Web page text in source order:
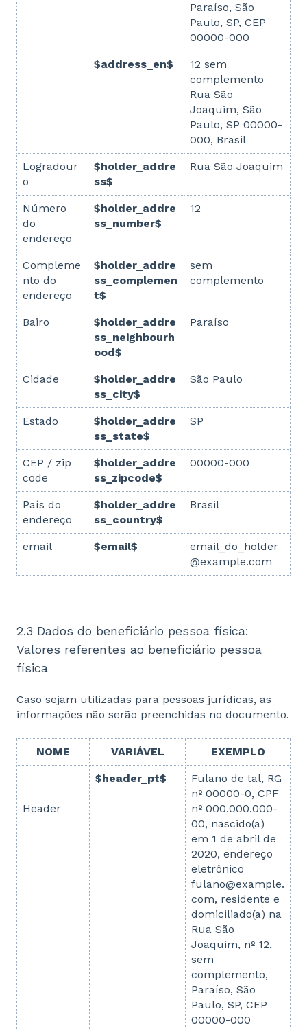
Paraíso, São
Paulo, SP, CEP
00000-000
$address_en$
12 sem
complemento
Rua São
Joaquim, São
Paulo, SP 00000-
000, Brasil
Logradour
o
$holder_addre
ss$
Rua São Joaquim
Número
do
endereço
$holder_addre
ss_number$
12
Compleme
nto do
endereço
$holder_addre
ss_complemen
t$
sem
complemento
Bairo
$holder_addre
ss_neighbourh
ood$
Paraíso
Cidade
$holder_addre
ss_city$
São Paulo
Estado
$holder_addre
ss_state$
SP
CEP / zip
code
$holder_addre
ss_zipcode$
00000-000
País do
endereço
$holder_addre
ss_country$
Brasil
email $email$
email_do_holder
@example.com
2.3 Dados do beneficiário pessoa física:
Valores referentes ao beneficiário pessoa
física
Caso sejam utilizadas para pessoas jurídicas, as
informações não serão preenchidas no documento.
NOME VARIÁVEL EXEMPLO
Header
$header_pt$
Fulano de tal, RG
nº 00000-0, CPF
nº 000.000.000-
00, nascido(a)
em 1 de abril de
2020, endereço
eletrônico
fulano@example.
com, residente e
domiciliado(a) na
Rua São
Joaquim, nº 12,
sem
complemento,
Paraíso, São
Paulo, SP, CEP
00000-000